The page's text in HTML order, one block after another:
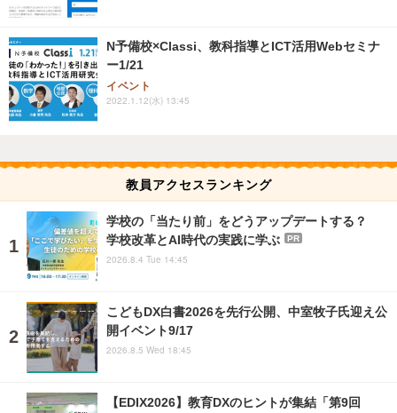
N予備校×Classi、教科指導とICT活用Webセミナ
ー1/21
イベント
2022.1.12(水) 13:45
教員アクセスランキング
学校の「当たり前」をどうアップデートする？
学校改革とAI時代の実践に学ぶ
PR
2026.8.4 Tue 14:45
こどもDX白書2026を先行公開、中室牧子氏迎え公
開イベント9/17
2026.8.5 Wed 18:45
【EDIX2026】教育DXのヒントが集結「第9回